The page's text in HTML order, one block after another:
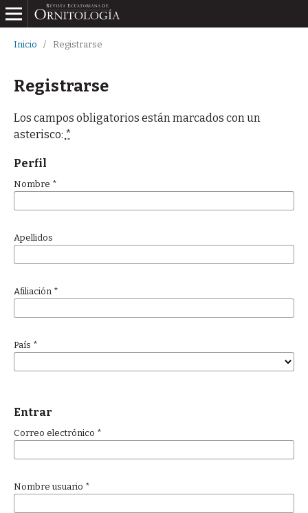
Inicio / Registrarse
Registrarse
Los campos obligatorios están marcados con un
asterisco: *
Perfil
Nombre *
Apellidos
Afiliación *
País *
Entrar
Correo electrónico *
Nombre usuario *